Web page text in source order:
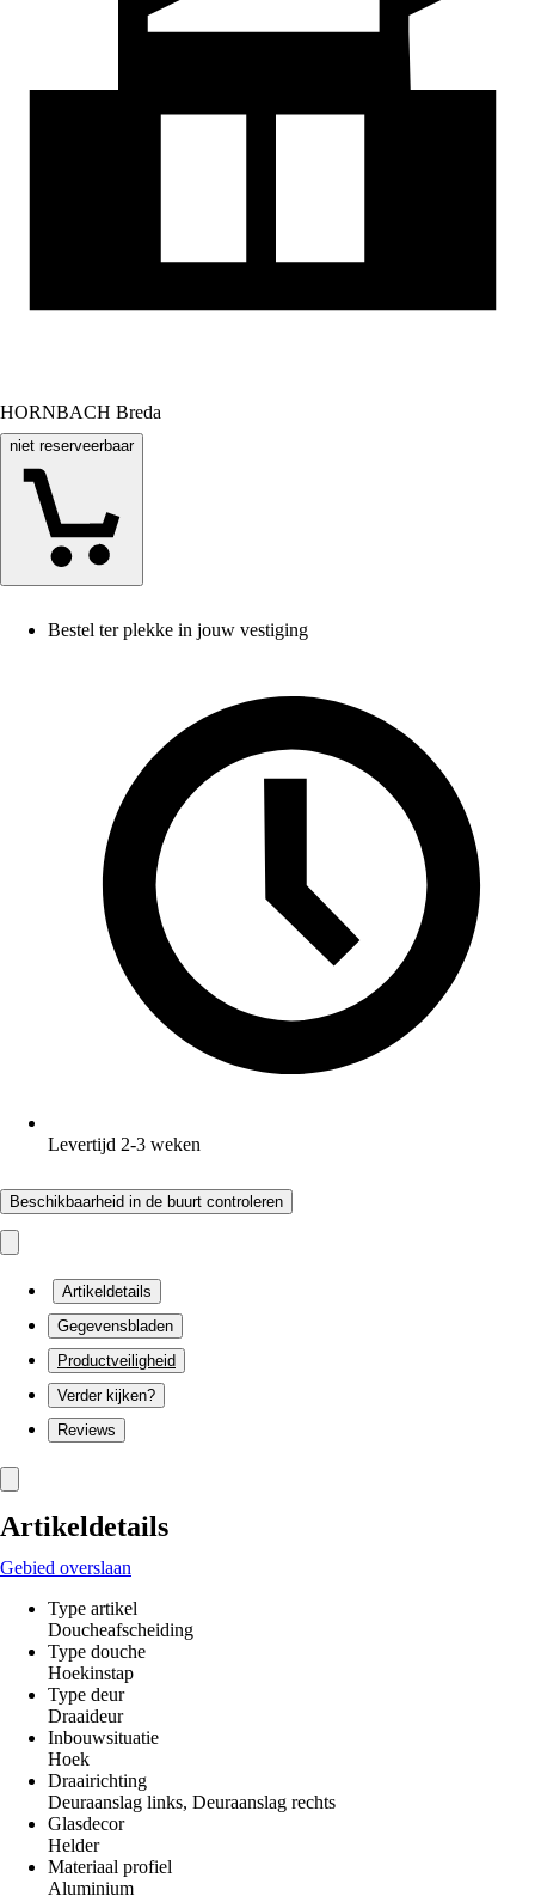
HORNBACH Breda
niet reserveerbaar
Bestel ter plekke in jouw vestiging
Levertijd 2-3 weken
Beschikbaarheid in de buurt controleren
Artikeldetails
Gegevensbladen
Productveiligheid
Verder kijken?
Reviews
Artikeldetails
Gebied overslaan
Type artikel
Doucheafscheiding
Type douche
Hoekinstap
Type deur
Draaideur
Inbouwsituatie
Hoek
Draairichting
Deuraanslag links, Deuraanslag rechts
Glasdecor
Helder
Materiaal profiel
Aluminium